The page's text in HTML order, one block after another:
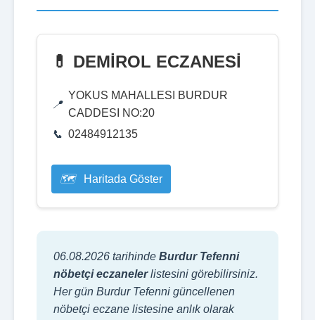
💊 DEMİROL ECZANESİ
YOKUS MAHALLESI BURDUR
CADDESI NO:20
02484912135
Haritada Göster
06.08.2026 tarihinde Burdur Tefenni
nöbetçi eczanelerlistesini görebilirsiniz.
Her gün Burdur Tefenni güncellenen
nöbetçi eczane listesine anlık olarak